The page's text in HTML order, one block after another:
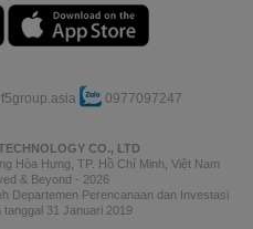
0977097247
CO., LTD
Hòa Hưng, TP. Hồ Chí Minh, Việt Nam
& Beyond - 2026
Departemen Perencanaan dan Investasi
tanggal 31 Januari 2019